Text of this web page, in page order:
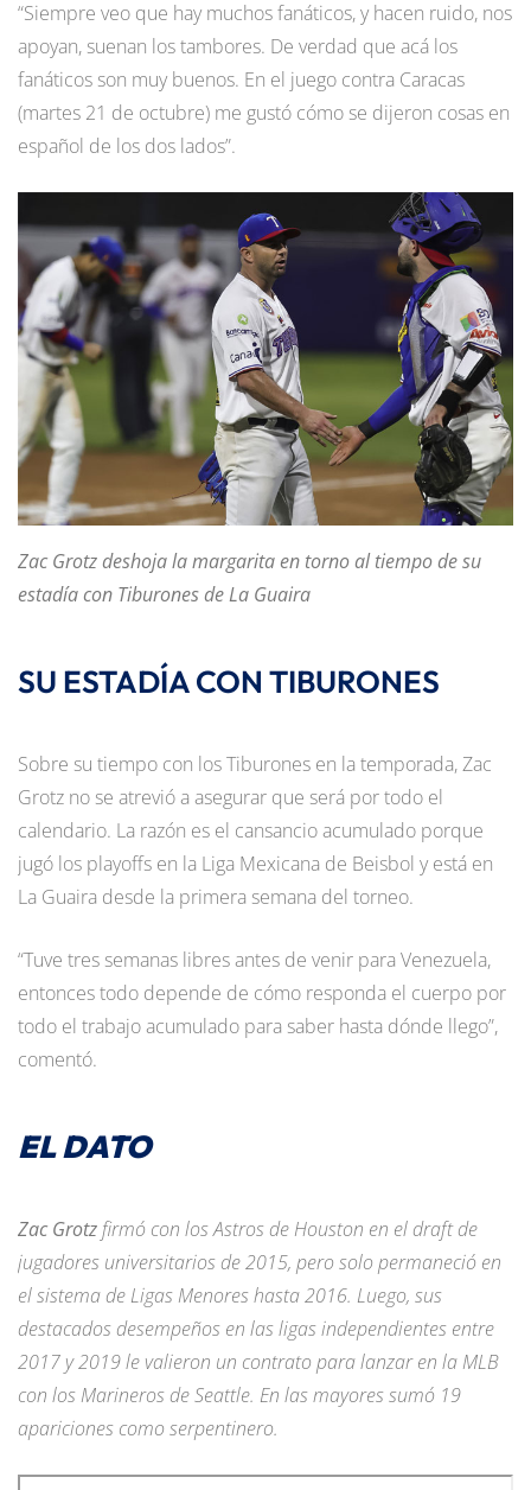
“Siempre veo que hay muchos fanáticos, y hacen ruido, nos
apoyan, suenan los tambores. De verdad que acá los
fanáticos son muy buenos. En el juego contra Caracas
(martes 21 de octubre) me gustó cómo se dijeron cosas en
español de los dos lados”.
Zac Grotz deshoja la margarita en torno al tiempo de su
estadía con Tiburones de La Guaira
SU ESTADÍA CON TIBURONES
Sobre su tiempo con los Tiburones en la temporada, Zac
Grotz no se atrevió a asegurar que será por todo el
calendario. La razón es el cansancio acumulado porque
jugó los playoffs en la Liga Mexicana de Beisbol y está en
La Guaira desde la primera semana del torneo.
“Tuve tres semanas libres antes de venir para Venezuela,
entonces todo depende de cómo responda el cuerpo por
todo el trabajo acumulado para saber hasta dónde llego”,
comentó.
EL DATO
Zac Grotzfirmó con los Astros de Houston en el draft de
jugadores universitarios de 2015, pero solo permaneció en
el sistema de Ligas Menores hasta 2016. Luego, sus
destacados desempeños en las ligas independientes entre
2017 y 2019 le valieron un contrato para lanzar en la MLB
con los Marineros de Seattle. En las mayores sumó 19
apariciones como serpentinero.